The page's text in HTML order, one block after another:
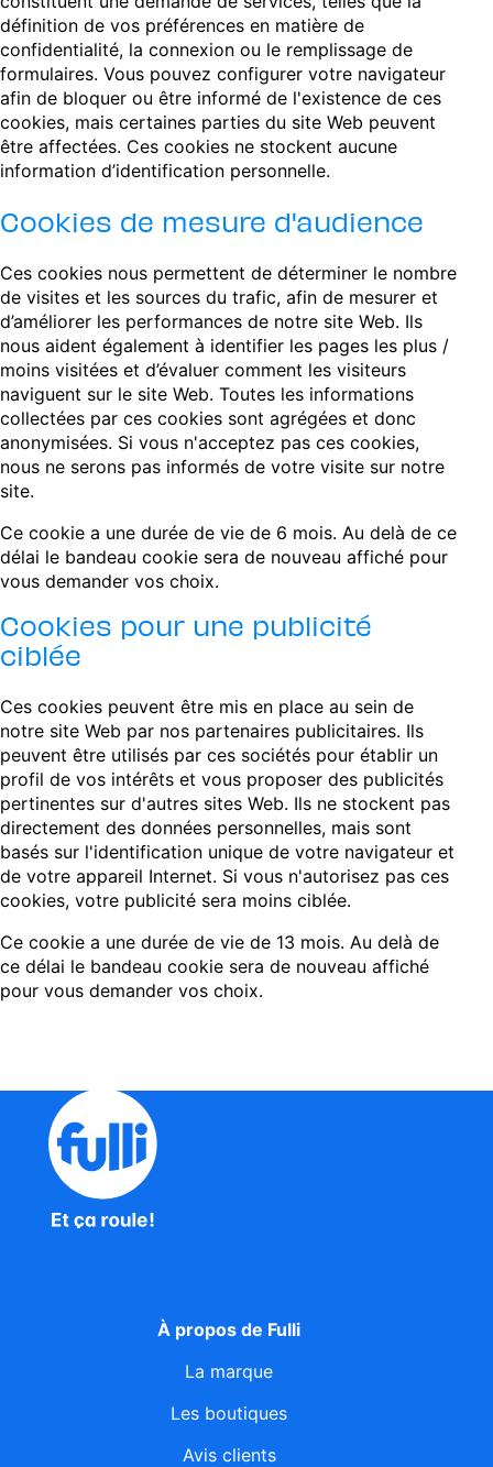
définition de vos préférences en matière de
confidentialité, la connexion ou le remplissage de
formulaires. Vous pouvez configurer votre navigateur
afin de bloquer ou être informé de l'existence de ces
cookies, mais certaines parties du site Web peuvent
être affectées. Ces cookies ne stockent aucune
information d’identification personnelle.
Cookies de mesure d'audience
Ces cookies nous permettent de déterminer le nombre
de visites et les sources du trafic, afin de mesurer et
d’améliorer les performances de notre site Web. Ils
nous aident également à identifier les pages les plus /
moins visitées et d’évaluer comment les visiteurs
naviguent sur le site Web. Toutes les informations
collectées par ces cookies sont agrégées et donc
anonymisées. Si vous n'acceptez pas ces cookies,
nous ne serons pas informés de votre visite sur notre
site.
Ce cookie a une durée de vie de 6 mois. Au delà de ce
délai le bandeau cookie sera de nouveau affiché pour
vous demander vos choix.
Cookies pour une publicité
ciblée
Ces cookies peuvent être mis en place au sein de
notre site Web par nos partenaires publicitaires. Ils
peuvent être utilisés par ces sociétés pour établir un
profil de vos intérêts et vous proposer des publicités
pertinentes sur d'autres sites Web. Ils ne stockent pas
directement des données personnelles, mais sont
basés sur l'identification unique de votre navigateur et
de votre appareil Internet. Si vous n'autorisez pas ces
cookies, votre publicité sera moins ciblée.
Ce cookie a une durée de vie de 13 mois. Au delà de
ce délai le bandeau cookie sera de nouveau affiché
pour vous demander vos choix.
À propos de Fulli
La marque
Les boutiques
Avis clients